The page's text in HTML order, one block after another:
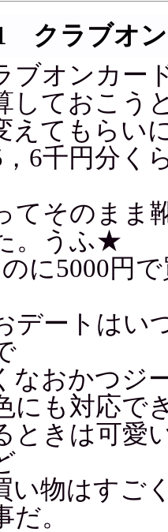
クラブオ
ブオンカー
しておこう
えてもらい
6千円分く
てそのまま
。うふ★
に5000円
デートはい
なおかつジ
にも対応で
ときは可愛
い物はすご
。